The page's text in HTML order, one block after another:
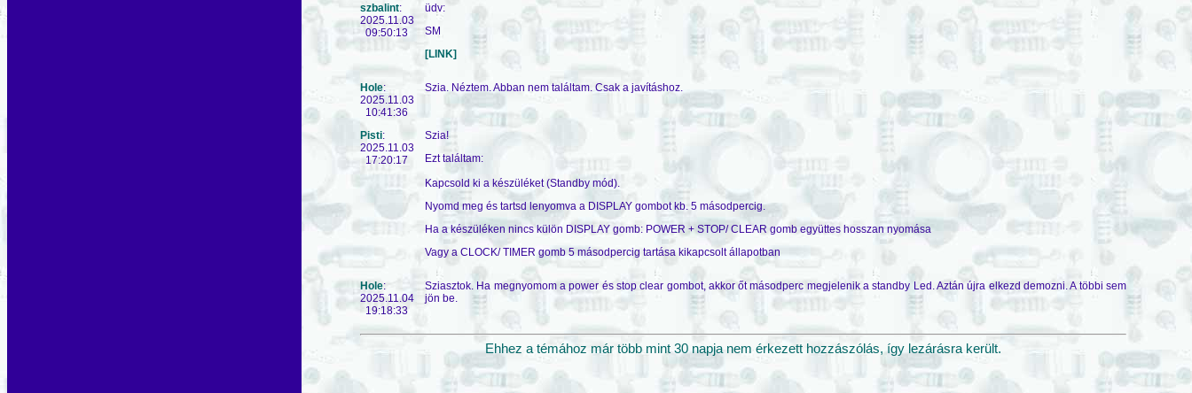
szbalint:
2025.11.03
09:50:13
üdv:
SM
[LINK]
Hole:
2025.11.03
10:41:36
Szia. Néztem. Abban nem találtam. Csak a javításhoz.
Pisti:
2025.11.03
17:20:17
Szia!
Ezt találtam:
Kapcsold ki a készüléket (Standby mód).
Nyomd meg és tartsd lenyomva a DISPLAY gombot kb. 5 másodpercig.
Ha a készüléken nincs külön DISPLAY gomb: POWER + STOP/ CLEAR gomb együttes hosszan nyomása
Vagy a CLOCK/ TIMER gomb 5 másodpercig tartása kikapcsolt állapotban
Hole:
2025.11.04
19:18:33
Sziasztok. Ha megnyomom a power és stop clear gombot, akkor őt másodperc megjelenik a standby Led. Aztán újra elkezd demozni. A többi sem
jön be.
Ehhez a témához már több mint 30 napja nem érkezett hozzászólás, így lezárásra került.